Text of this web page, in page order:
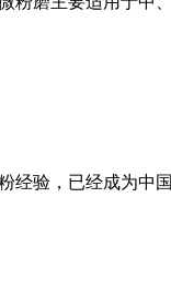
经验，已经成为